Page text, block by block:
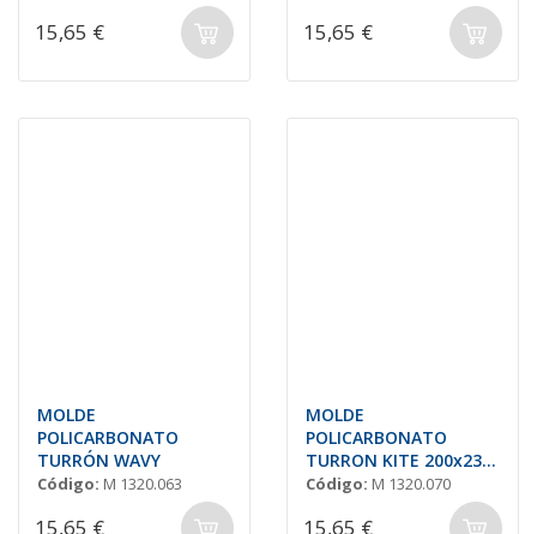
15,65 € 15,65 €
MOLDE
POLICARBONATO
TURRÓN WAVY
Código: M 1320.063
15,65 €
MOLDE
POLICARBONATO
TURRON KITE 200x23
H=18
Código: M 1320.070
15,65 €